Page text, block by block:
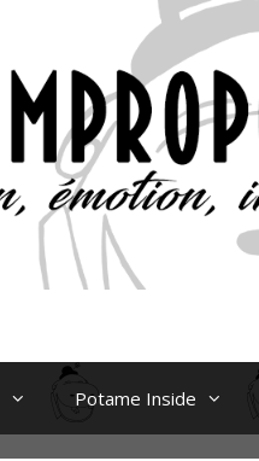
Potame Inside